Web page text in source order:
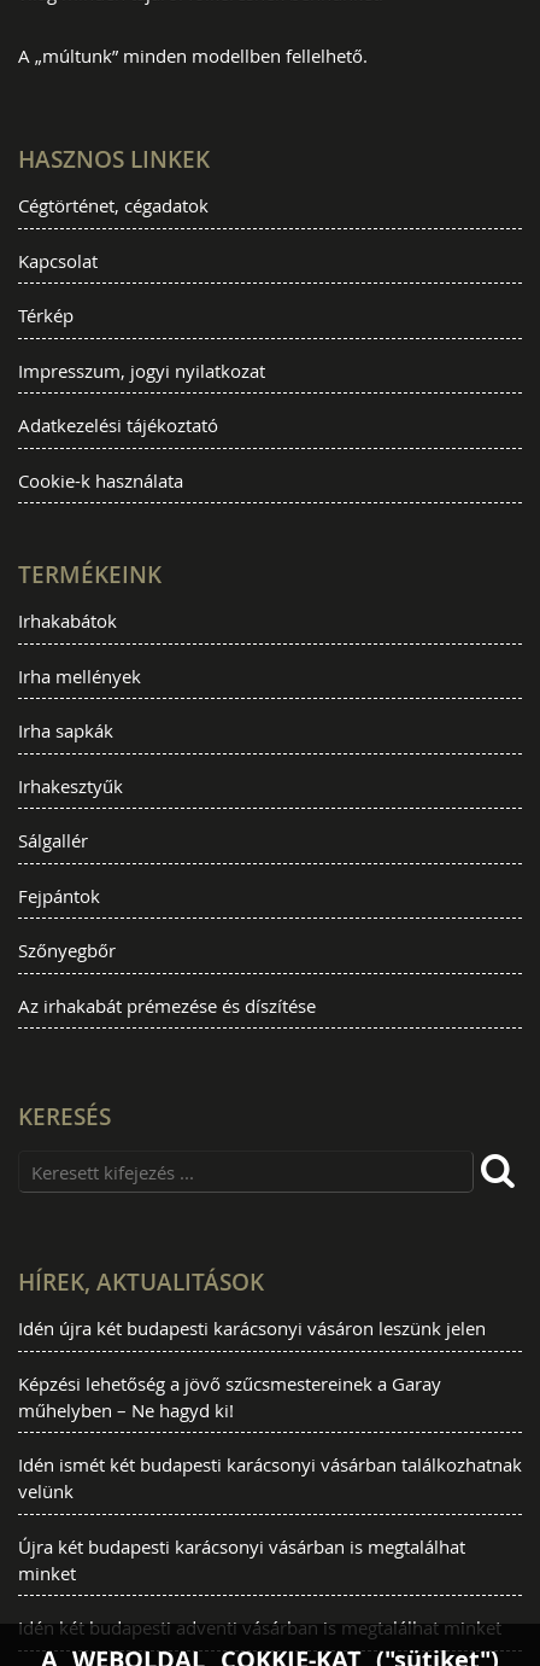
A „múltunk” minden modellben fellelhető.
HASZNOS LINKEK
Cégtörténet, cégadatok
Kapcsolat
Térkép
Impresszum, jogyi nyilatkozat
Adatkezelési tájékoztató
Cookie-k használata
TERMÉKEINK
Irhakabátok
Irha mellények
Irha sapkák
Irhakesztyűk
Sálgallér
Fejpántok
Szőnyegbőr
Az irhakabát prémezése és díszítése
KERESÉS
HÍREK, AKTUALITÁSOK
Idén újra két budapesti karácsonyi vásáron leszünk jelen
Képzési lehetőség a jövő szűcsmestereinek a Garay
műhelyben – Ne hagyd ki!
Idén ismét két budapesti karácsonyi vásárban találkozhatnak
velünk
Újra két budapesti karácsonyi vásárban is megtalálhat
minket
Idén két budapesti adventi vásárban is megtalálhat minket
A WEBOLDAL COKKIE-KAT ("sütiket")